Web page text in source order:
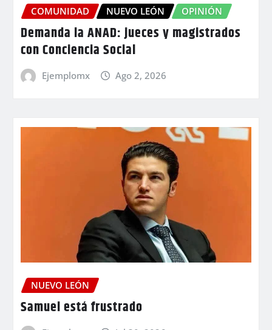
COMUNIDAD NUEVO LEÓN OPINIÓN
Demanda la ANAD: jueces y magistrados
con Conciencia Social
Ejemplomx Ago 2, 2026
NUEVO LEÓN
Samuel está frustrado